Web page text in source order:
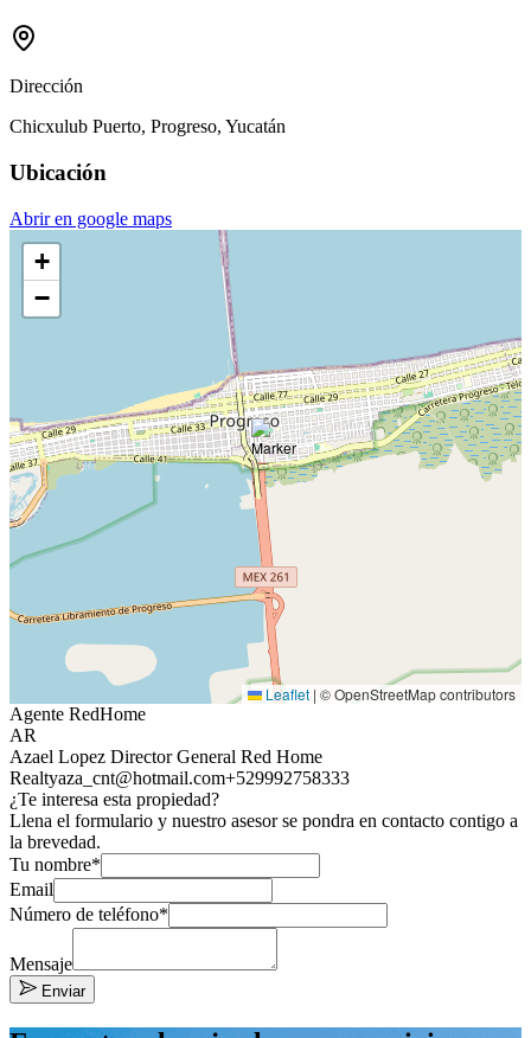
Dirección
Chicxulub Puerto, Progreso, Yucatán
Ubicación
Abrir en google maps
+
−
Leaflet | © OpenStreetMap contributors
Agente RedHome
AR
Azael Lopez Director General Red Home
Realtyaza_cnt@hotmail.com+529992758333
¿Te interesa esta propiedad?
Llena el formulario y nuestro asesor se pondra en contacto contigo a
la brevedad.
Tu nombre*
Email
Número de teléfono*
Mensaje
Enviar